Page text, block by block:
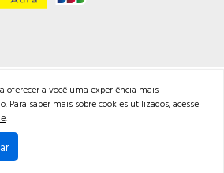
RESERVADOS | NETPOSTO
29, Bairro Jardim Coliseu - Londrina/PR - CNPJ:
/>Email: atendimento@netposto.com.br<br
99636.4968<br />Fone: 43 3037.1052
Powered by:
oferecer a você uma experiência mais
Para saber mais sobre cookies utilizados, acesse
.